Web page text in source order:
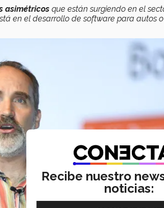
asimétricos que están surgiendo en el
en el desarrollo de software para autos
Recibe nuestro
noticias: